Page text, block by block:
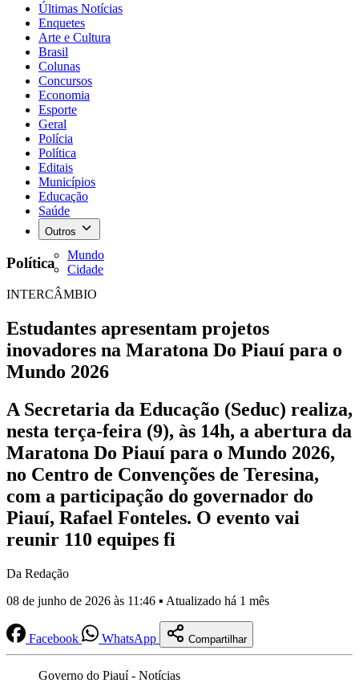
Últimas Notícias
Enquetes
Arte e Cultura
Brasil
Colunas
Concursos
Economia
Esporte
Geral
Polícia
Política
Editais
Municípios
Educação
Saúde
Outros
Mundo
Cidade
Política
INTERCÂMBIO
Estudantes apresentam projetos
inovadores na Maratona Do Piauí para o
Mundo 2026
A Secretaria da Educação (Seduc) realiza,
nesta terça-feira (9), às 14h, a abertura da
Maratona Do Piauí para o Mundo 2026,
no Centro de Convenções de Teresina,
com a participação do governador do
Piauí, Rafael Fonteles. O evento vai
reunir 110 equipes fi
Da Redação
08 de junho de 2026 às 11:46 ▪ Atualizado há 1 mês
Facebook WhatsApp Compartilhar
Governo do Piauí - Notícias